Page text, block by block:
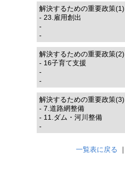
解決するための重要政策(1)
- 23.雇用創出
-
-
解決するための重要政策(2)
- 16子育て支援
-
-
解決するための重要政策(3)
- 7.道路網整備
- 11.ダム・河川整備
-
一覧表に戻る ｜